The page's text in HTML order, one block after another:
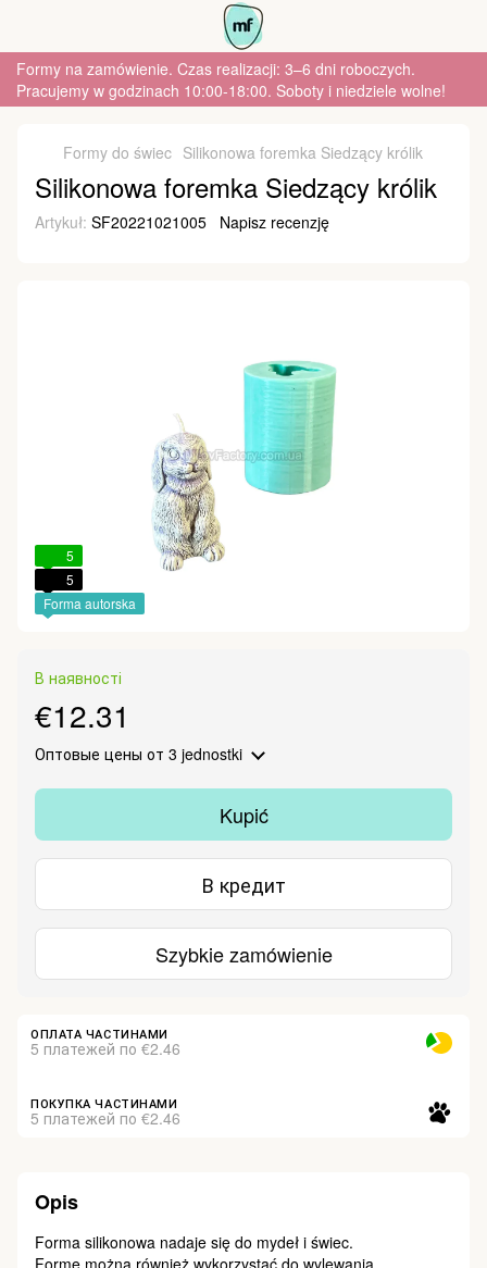
Formy na zamówienie. Czas realizacji: 3–6 dni roboczych.
Pracujemy w godzinach 10:00-18:00. Soboty i niedziele wolne!
Formy do świec Silikonowa foremka Siedzący królik
Silikonowa foremka Siedzący królik
Artykuł: SF20221021005 Napisz recenzję
5
5
Forma autorska
В наявності
€12.31
Оптовые цены от 3 jednostki
Kupić
В кредит
Szybkie zamówienie
ОПЛАТА ЧАСТИНАМИ
5 платежей по €2.46
ПОКУПКА ЧАСТИНАМИ
5 платежей по €2.46
Opis
Forma silikonowa nadaje się do mydeł i świec.